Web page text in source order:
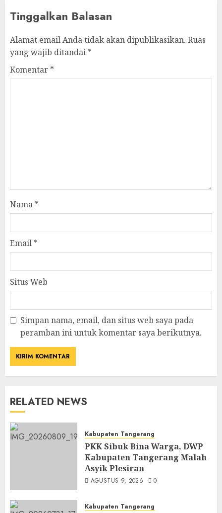
Tinggalkan Balasan
Alamat email Anda tidak akan dipublikasikan. Ruas
yang wajib ditandai *
Komentar *
Nama *
Email *
Situs Web
Simpan nama, email, dan situs web saya pada
peramban ini untuk komentar saya berikutnya.
RELATED NEWS
Kabupaten Tangerang
PKK Sibuk Bina Warga, DWP
Kabupaten Tangerang Malah
Asyik Plesiran
AGUSTUS 9, 2026 0
Kabupaten Tangerang